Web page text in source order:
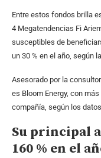
Entre estos fondos brilla
4 Megatendencias Fi
susceptibles de
un 30 % en el año, según
Asesorado por la
es Bloom Energy, con
compañía, según los
Su principal
160 % en el